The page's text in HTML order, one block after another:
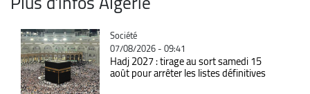
Catégorie
Société
07/08/2026 - 09:41
Hadj 2027 : tirage au sort samedi 15
août pour arrêter les listes définitives